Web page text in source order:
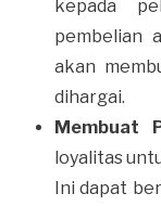
kepada
pembelian
akan
dihargai.
Membuat
loyalitas
Ini dapat